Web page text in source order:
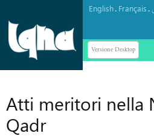
English. Français.
Versione Desktop
Atti meritori nella
Qadr